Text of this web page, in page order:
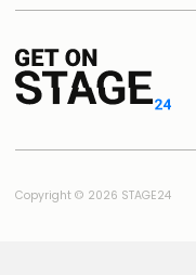
Copyright © 2026 STAGE24